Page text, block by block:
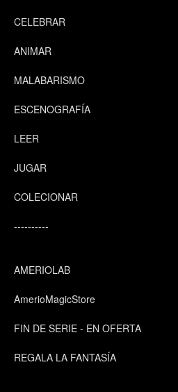
CELEBRAR
ANIMAR
MALABARISMO
ESCENOGRAFÍA
LEER
JUGAR
COLECIONAR
----------
AMERIOLAB
AmerioMagicStore
FIN DE SERIE - EN OFERTA
REGALA LA FANTASÍA